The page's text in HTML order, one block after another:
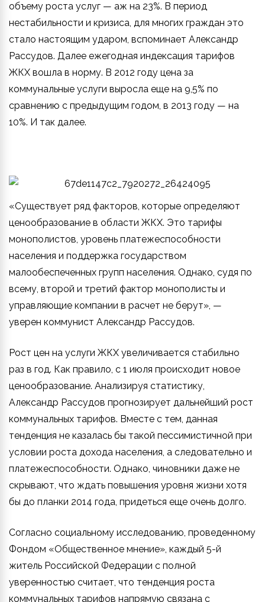
объему роста услуг — аж на 23%. В период
нестабильности и кризиса, для многих граждан это
стало настоящим ударом, вспоминает Александр
Рассудов. Далее ежегодная индексация тарифов
ЖКХ вошла в норму. В 2012 году цена за
коммунальные услуги выросла еще на 9,5% по
сравнению с предыдущим годом, в 2013 году — на
10%. И так далее.
«Существует ряд факторов, которые определяют
ценообразование в области ЖКХ. Это тарифы
монополистов, уровень платежеспособности
населения и поддержка государством
малообеспеченных групп населения. Однако, судя по
всему, второй и третий фактор монополисты и
управляющие компании в расчет не берут», —
уверен коммунист Александр Рассудов.
Рост цен на услуги ЖКХ увеличивается стабильно
раз в год. Как правило, с 1 июля происходит новое
ценообразование. Анализируя статистику,
Александр Рассудов прогнозирует дальнейший рост
коммунальных тарифов. Вместе с тем, данная
тенденция не казалась бы такой пессимистичной при
условии роста дохода населения, а следовательно и
платежеспособности. Однако, чиновники даже не
скрывают, что ждать повышения уровня жизни хотя
бы до планки 2014 года, придеться еще очень долго.
Согласно социальному исследованию, проведенному
Фондом «Общественное мнение», каждый 5-й
житель Российской Федерации с полной
уверенностью считает, что тенденция роста
коммунальных тарифов напрямую связана с